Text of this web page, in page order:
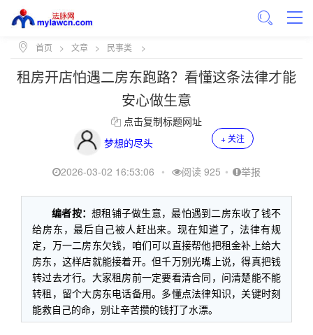
首页 > 文章 > 民事类 >
租房开店怕遇二房东跑路？看懂这条法律才能
安心做生意
点击复制标题网址
梦想的尽头
+ 关注
2026-03-02 16:53:06 • 阅读 925 • 举报
编者按：想租铺子做生意，最怕遇到二房东收了钱不
给房东，最后自己被人赶出来。现在知道了，法律有规
定，万一二房东欠钱，咱们可以直接帮他把租金补上给大
房东，这样店就能接着开。但千万别光嘴上说，得真把钱
转过去才行。大家租房前一定要看清合同，问清楚能不能
转租，留个大房东电话备用。多懂点法律知识，关键时刻
能救自己的命，别让辛苦攒的钱打了水漂。